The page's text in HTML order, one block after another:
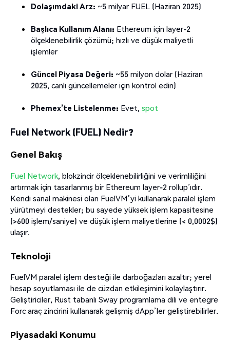
Dolaşımdaki Arz: ~5 milyar FUEL (Haziran 2025)
Başlıca Kullanım Alanı: Ethereum için layer-2
ölçeklenebilirlik çözümü; hızlı ve düşük maliyetli
işlemler
Güncel Piyasa Değeri: ~55 milyon dolar (Haziran
2025, canlı güncellemeler için kontrol edin)
Phemex’te Listelenme: Evet, spot
Fuel Network (FUEL) Nedir?
Genel Bakış
Fuel Network, blokzincir ölçeklenebilirliğini ve verimliliğini
artırmak için tasarlanmış bir Ethereum layer-2 rollup’ıdır.
Kendi sanal makinesi olan FuelVM’yi kullanarak paralel işlem
yürütmeyi destekler; bu sayede yüksek işlem kapasitesine
(>600 işlem/saniye) ve düşük işlem maliyetlerine (< 0,0002$)
ulaşır.
Teknoloji
FuelVM paralel işlem desteği ile darboğazları azaltır; yerel
hesap soyutlaması ile de cüzdan etkileşimini kolaylaştırır.
Geliştiriciler, Rust tabanlı Sway programlama dili ve entegre
Forc araç zincirini kullanarak gelişmiş dApp’ler geliştirebilirler.
Piyasadaki Konumu